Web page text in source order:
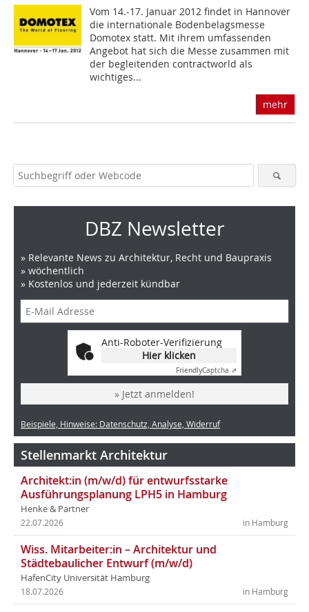
Vom 14.-17. Januar 2012 findet in Hannover
die internationale Bodenbelagsmesse
Domotex statt. Mit ihrem umfassenden
Angebot hat sich die Messe zusammen mit
der begleitenden contractworld als
wichtiges...
mehr
DBZ Newsletter
» Relevante News zu Architektur, Recht und Baupraxis
» wöchentlich
» Kostenlos und jederzeit kündbar
Anti-Roboter-Verifizierung
Hier klicken
FriendlyCaptcha ⇗
» Jetzt anmelden!
Beispiele, Hinweise: Datenschutz, Analyse, Widerruf
Stellenmarkt Architektur
Architekt:in (m/w/d) für entwurfsstarke
Ausführungsplanung LPH5 in Hamburg
Henke & Partner
in Hamburg
22.07.2026
Wiss. Mitarbeiter:in – Architektur und
Städtebaulicher Entwurf (m/w/d)
HafenCity Universität Hamburg
in Hamburg
18.07.2026